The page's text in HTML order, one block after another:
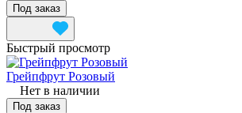
Под заказ
Быстрый просмотр
Грейпфрут Розовый
Нет в наличии
Под заказ